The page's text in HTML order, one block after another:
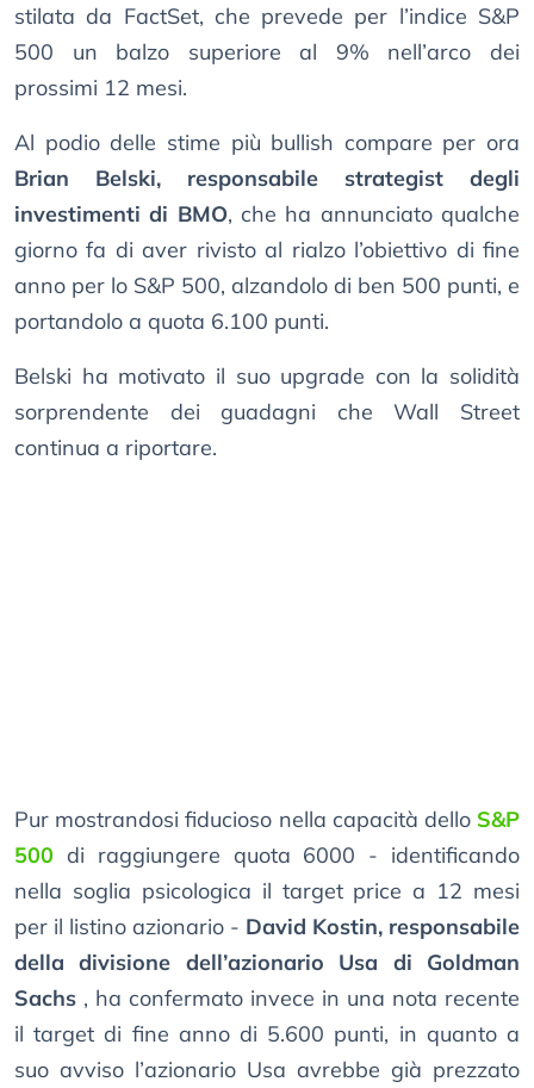
stilata da FactSet, che prevede per l’indice S&P
500 un balzo superiore al 9% nell’arco dei
prossimi 12 mesi.
Al podio delle stime più bullish compare per ora
Brian Belski, responsabile strategist degli
investimenti di BMO, che ha annunciato qualche
giorno fa di aver rivisto al rialzo l’obiettivo di fine
anno per lo S&P 500, alzandolo di ben 500 punti, e
portandolo a quota 6.100 punti.
Belski ha motivato il suo upgrade con la solidità
sorprendente dei guadagni che Wall Street
continua a riportare.
Pur mostrandosi fiducioso nella capacità dello S&P
500 di raggiungere quota 6000 - identificando
nella soglia psicologica il target price a 12 mesi
per il listino azionario - David Kostin, responsabile
della divisione dell’azionario Usa di Goldman
Sachs , ha confermato invece in una nota recente
il target di fine anno di 5.600 punti, in quanto a
suo avviso l’azionario Usa avrebbe già prezzato